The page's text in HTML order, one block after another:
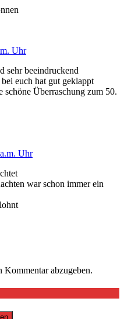
Uhr
sehr beeindruckend
euch hat gut geklappt
schöne Überraschung zum 50.
Uhr
war schon immer ein
Kommentar abzugeben.